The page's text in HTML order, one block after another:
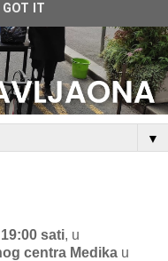
▼
19:00 sati, u
centra Medika u
GOT IT